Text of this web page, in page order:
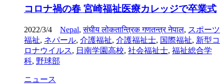
コロナ禍の春 宮崎福祉医療カレッジで卒業式
2022/3/4 Nepal,संघीय लोकतान्त्रिक गणतन्त्र नेपाल, スポーツ
福祉, ネパール, 介護福祉, 介護福祉士, 国際福祉, 新型コ
ロナウイルス, 日南学園高校, 社会福祉士, 福祉総合学
科, 野球部
ニュース